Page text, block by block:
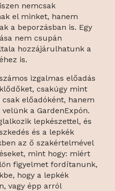
nemcsak
el minket, hanem
a beporzásban is. Egy
nem csupán
hozzájárulhatunk a
is.
izgalmas előadás
csakúgy mint
előadóként, hanem
a GardenExpón.
lepkészettel, és
és a lepkék
az ő szakértelmével
mint hogy: miért
figyelmet fordítanunk,
hogy a lepkék
vagy épp arról